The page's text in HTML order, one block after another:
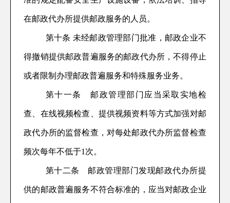
在邮政代办所提供邮政服务的人员。
第十条 未经邮政管理部门批准，邮政企业不
得撤销提供邮政普遍服务的邮政代办所 ，不得停止
或者限制办理邮政普遍服务和特殊服务业务。
第十一条 邮政管理部门应当采取实地检
查、在线视频检查、提供视频资料等方式加强对邮
政代办所的监督检查，对每处邮政代办所监督检查
频次每年不低于1次。
第十二条 邮政管理部门发现邮政代办所提
供的邮政普遍服务不符合标准的，应当对邮政企业